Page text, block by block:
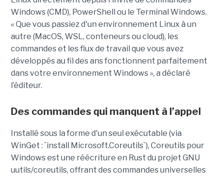
Windows (CMD), PowerShell ou le Terminal Windows.
« Que vous passiez d'un environnement Linux à un
autre (MacOS, WSL, conteneurs ou cloud), les
commandes et les flux de travail que vous avez
développés au fil des ans fonctionnent parfaitement
dans votre environnement Windows », a déclaré
l’éditeur.
Des commandes qui manquent à l’appel
Installé sous la forme d'un seul exécutable (via
WinGet : `install Microsoft.Coreutils`), Coreutils pour
Windows est une réécriture en Rust du projet GNU
uutils/coreutils, offrant des commandes universelles